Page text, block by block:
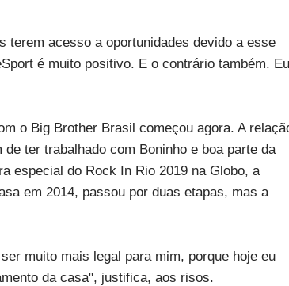
acesso a oportunidades devido a esse
é muito positivo. E o contrário também. Eu
o Big Brother Brasil começou agora. A
ter trabalhado com Boninho e boa parte da
especial do Rock In Rio 2019 na Globo, a
em 2014, passou por duas etapas, mas a
muito mais legal para mim, porque hoje eu
da casa", justifica, aos risos.